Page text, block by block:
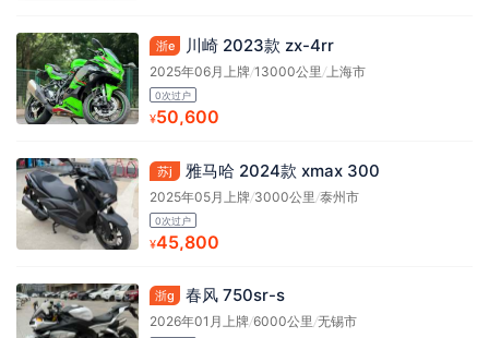
浙e 川崎 2023款 zx-4rr
2025年06月上牌/13000公里 /上海市
0次过户
¥50,600
苏j 雅马哈 2024款 xmax 300
2025年05月上牌/3000公里 /泰州市
0次过户
¥45,800
浙g 春风 750sr-s
2026年01月上牌/6000公里/无锡市